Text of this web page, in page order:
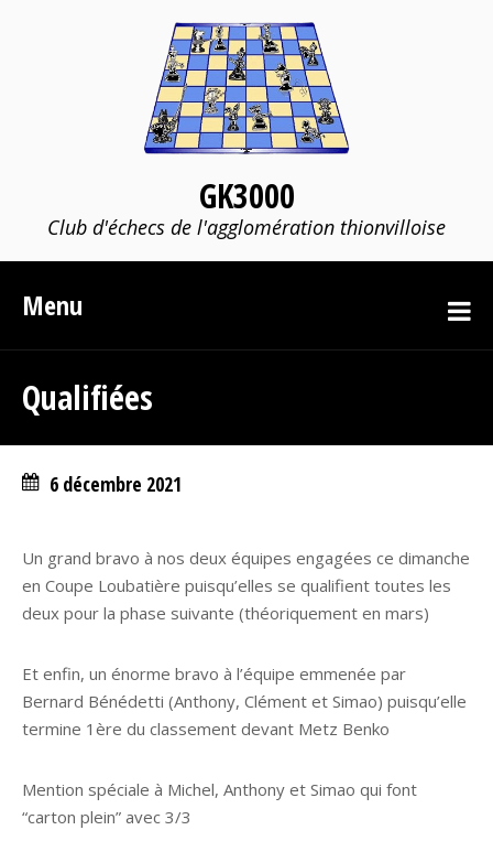
GK3000
Club d'échecs de l'agglomération thionvilloise
Menu
Qualifiées
6 décembre 2021
Un grand bravo à nos deux équipes engagées ce dimanche
en Coupe Loubatière puisqu’elles se qualifient toutes les
deux pour la phase suivante (théoriquement en mars)
Et enfin, un énorme bravo à l’équipe emmenée par
Bernard Bénédetti (Anthony, Clément et Simao) puisqu’elle
termine 1ère du classement devant Metz Benko
Mention spéciale à Michel, Anthony et Simao qui font
“carton plein” avec 3/3